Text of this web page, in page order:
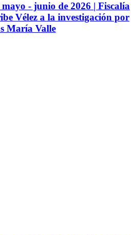
- junio de 2026 | Fiscalía
Vélez a la investigación por
María Valle